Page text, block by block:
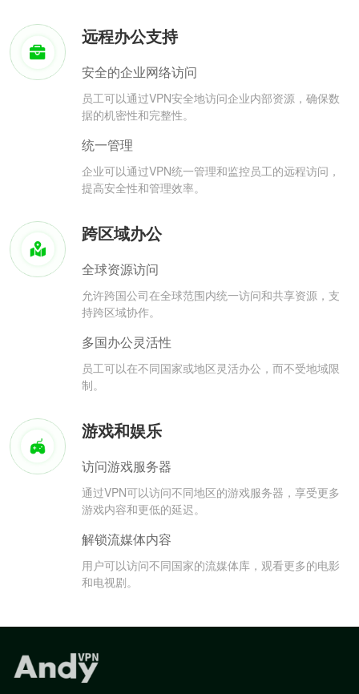
远程办公支持
安全的企业网络访问
员工可以通过VPN安全地访问企业内部资源，确保数
据的机密性和完整性。
统一管理
企业可以通过VPN统一管理和监控员工的远程访问，
提高安全性和管理效率。
跨区域办公
全球资源访问
允许跨国公司在全球范围内统一访问和共享资源，支
持跨区域协作。
多国办公灵活性
员工可以在不同国家或地区灵活办公，而不受地域限
制。
游戏和娱乐
访问游戏服务器
通过VPN可以访问不同地区的游戏服务器，享受更多
游戏内容和更低的延迟。
解锁流媒体内容
用户可以访问不同国家的流媒体库，观看更多的电影
和电视剧。